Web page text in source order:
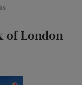
of London